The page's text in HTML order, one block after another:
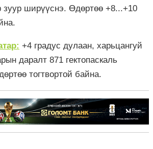
зуур ширүүснэ. Өдөртөө +8...+10
+4 градус дулаан, харьцангуй
даралт 871 гектопаскаль
тогтвортой байна.